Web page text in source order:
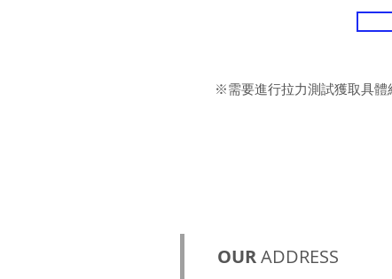
※需要進行拉力測試獲取具體
OURADDRESS